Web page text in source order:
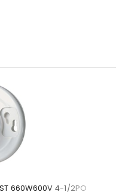
660W600V 4-1/2PO